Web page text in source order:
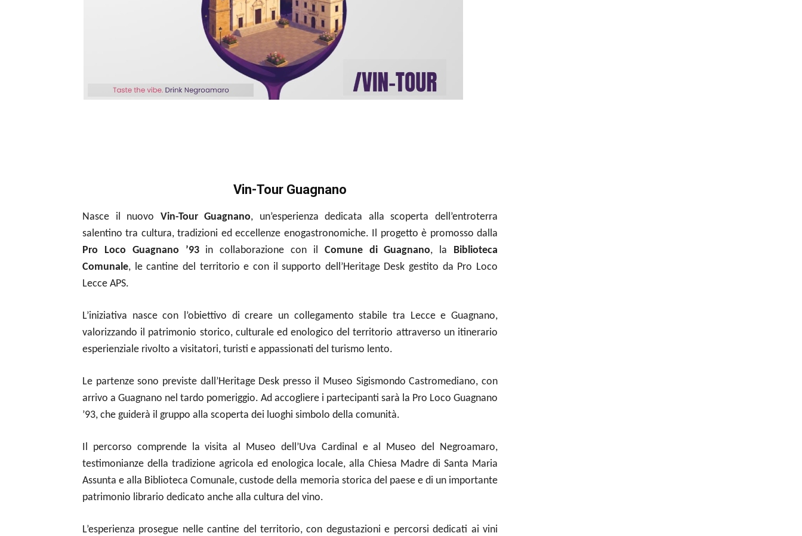
Vin-Tour Guagnano
Nasce il nuovo Vin-Tour Guagnano, un’esperienza dedicata alla scoperta dell’entroterra
salentino tra cultura, tradizioni ed eccellenze enogastronomiche. Il progetto è promosso dalla
Pro Loco Guagnano ’93in collaborazione con il Comune di Guagnano, la Biblioteca
Comunale, le cantine del territorio e con il supporto dell’Heritage Desk gestito da Pro Loco
Lecce APS.
L’iniziativa nasce con l’obiettivo di creare un collegamento stabile tra Lecce e Guagnano,
valorizzando il patrimonio storico, culturale ed enologico del territorio attraverso un itinerario
esperienziale rivolto a visitatori, turisti e appassionati del turismo lento.
Le partenze sono previste dall’Heritage Desk presso il Museo Sigismondo Castromediano, con
arrivo a Guagnano nel tardo pomeriggio. Ad accogliere i partecipanti sarà la Pro Loco Guagnano
’93, che guiderà il gruppo alla scoperta dei luoghi simbolo della comunità.
Il percorso comprende la visita al Museo dell’Uva Cardinal e al Museo del Negroamaro,
testimonianze della tradizione agricola ed enologica locale, alla Chiesa Madre di Santa Maria
Assunta e alla Biblioteca Comunale, custode della memoria storica del paese e di un importante
patrimonio librario dedicato anche alla cultura del vino.
L’esperienza prosegue nelle cantine del territorio, con degustazioni e percorsi dedicati ai vini